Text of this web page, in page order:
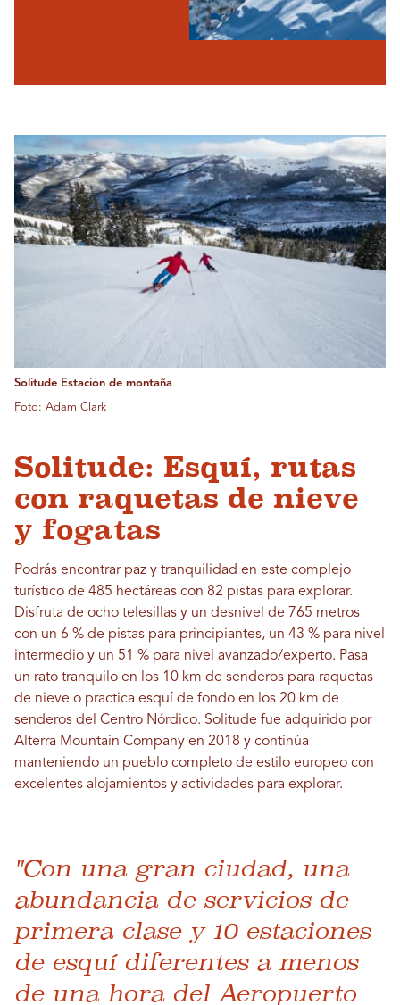
Solitude Estación de montaña
Foto: Adam Clark
Solitude: Esquí, rutas
con raquetas de nieve
y fogatas
Podrás encontrar paz y tranquilidad en este complejo
turístico de 485 hectáreas con 82 pistas para explorar.
Disfruta de ocho telesillas y un desnivel de 765 metros
con un 6 % de pistas para principiantes, un 43 % para nivel
intermedio y un 51 % para nivel avanzado/experto. Pasa
un rato tranquilo en los 10 km de senderos para raquetas
de nieve o practica esquí de fondo en los 20 km de
senderos del Centro Nórdico. Solitude fue adquirido por
Alterra Mountain Company en 2018 y continúa
manteniendo un pueblo completo de estilo europeo con
excelentes alojamientos y actividades para explorar.
"Con una gran ciudad, una
abundancia de servicios de
primera clase y 10 estaciones
de esquí diferentes a menos
de una hora del Aeropuerto